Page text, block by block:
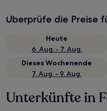
Überprüfe die Preise
Heute
6. Aug. - 7. Aug.
Dieses Wochenende
7. Aug. - 9. Aug.
Unterkünfte in